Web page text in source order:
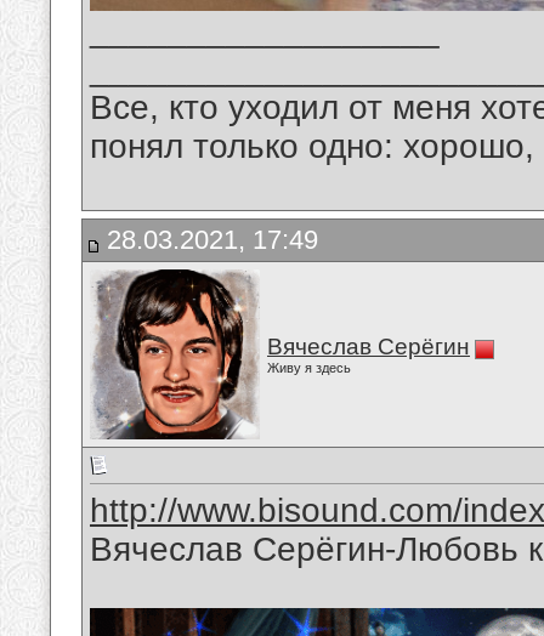
Все, кто уходил от меня
понял только одно:
28.03.2021, 17:49
Вячеслав Серёгин
Живу я здесь
http://www.bisound.com/
Вячеслав Серёгин-Любовь